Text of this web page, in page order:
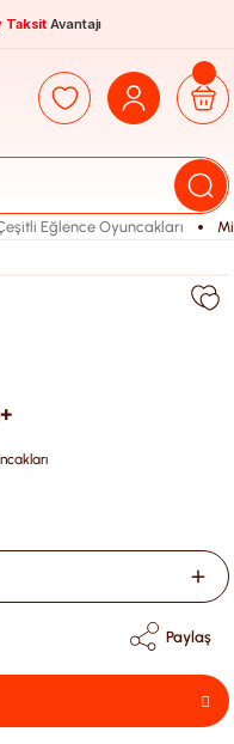
Taksit Avantajı
Eğlence Oyuncakları
Paylaş